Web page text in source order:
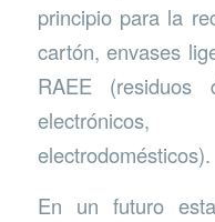
principio para la
cartón, envases
RAEE (residuos
electrodomésticos).
En un futuro